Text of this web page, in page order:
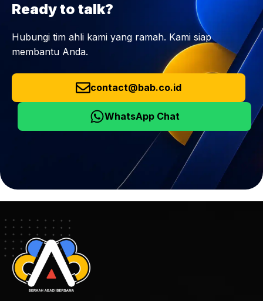
Ready to talk?
Hubungi tim ahli kami yang ramah. Kami siap
membantu Anda.
contact@bab.co.id
WhatsApp Chat